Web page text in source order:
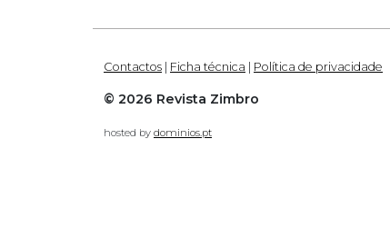
Contactos | Ficha técnica | Política de privacidade
© 2026 Revista Zimbro
hosted by dominios.pt